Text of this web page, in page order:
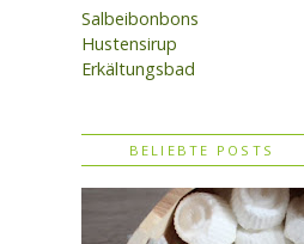
Salbeibonbons
Hustensirup
Erkältungsbad
BELIEBTE POSTS